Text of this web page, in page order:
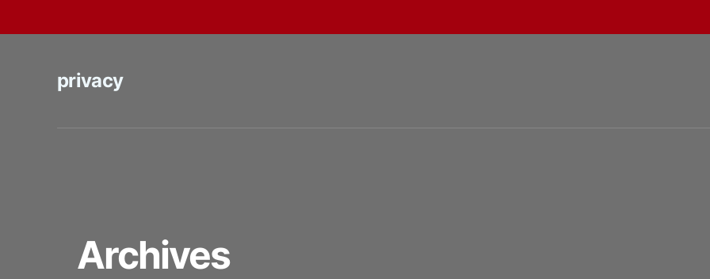
privacy
Archives